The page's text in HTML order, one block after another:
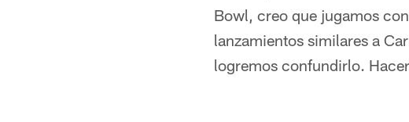
Bowl, creo que jugamos
lanzamientos similares a
logremos confundirlo.